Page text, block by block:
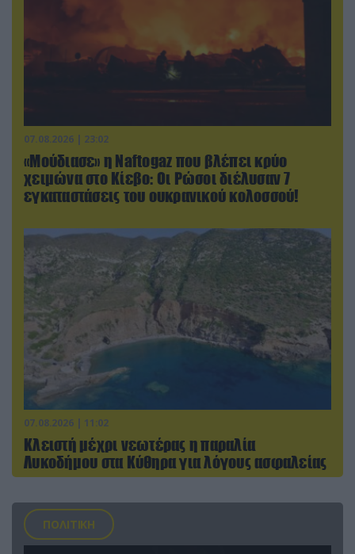
07.08.2026 | 23:02
«Μούδιασε» η Naftogaz που βλέπει κρύο
χειμώνα στο Κίεβο: Οι Ρώσοι διέλυσαν 7
εγκαταστάσεις του ουκρανικού κολοσσού!
07.08.2026 | 11:02
Κλειστή μέχρι νεωτέρας η παραλία
Λυκοδήμου στα Κύθηρα για λόγους ασφαλείας
ΠΟΛΙΤΙΚΗ